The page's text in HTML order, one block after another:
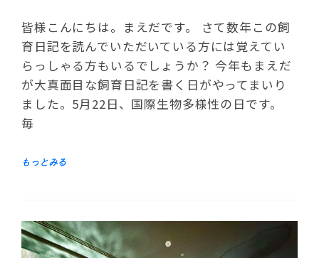
皆様こんにちは。まえだです。 さて数年この飼
育日記を読んでいただいている方には覚えてい
らっしゃる方もいるでしょうか？ 今年もまえだ
が大真面目な飼育日記を書く日がやってまいり
ました。5月22日、国際生物多様性の日です。
毎